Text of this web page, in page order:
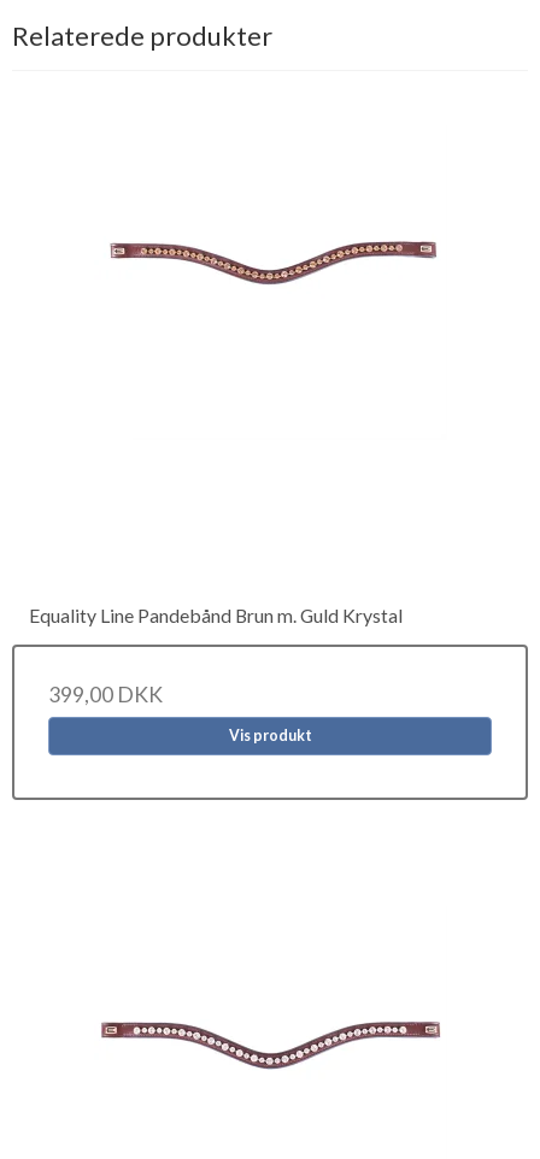
Relaterede produkter
Equality Line Pandebånd Brun m. Guld Krystal
399,00 DKK
Vis produkt